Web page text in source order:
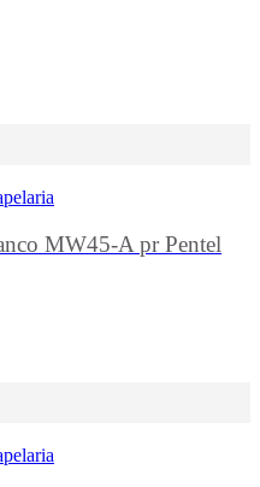
MW45-A pr Pentel